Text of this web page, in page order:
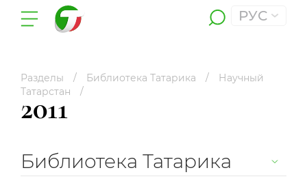
РУС
Разделы Библиотека Татарика
Научный
Татарстан
2011
Библиотека Татарика